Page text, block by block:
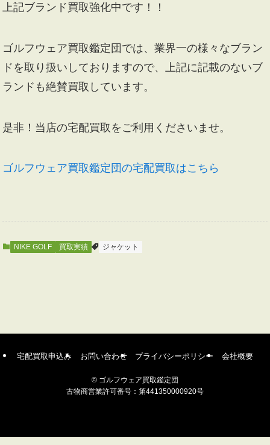
上記ブランド買取強化中です！！
ゴルフウェア買取鑑定団では、業界一の様々なブラン
ドを取り扱いしておりますので、上記に記載のないブ
ランドも絶賛買取しています。
是非！当店の宅配買取をご利用くださいませ。
ゴルフウェア買取鑑定団の宅配買取はこちら
NIKE GOLF 買取実績 ジャケット
宅配買取申込み お問い合わせ プライバシーポリシー 会社概要
© ゴルフウェア買取鑑定団
古物商営業許可番号：第441350000920号